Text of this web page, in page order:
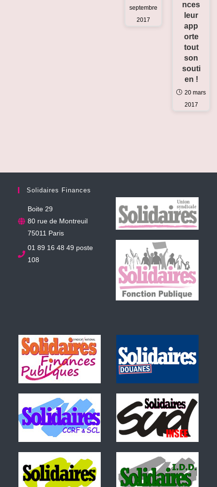
nces
leur
app
orte
tout
son
souti
en !
20 mars
2017
septembre
2017
Solidaires Finances
Boite 29
80 rue de Montreuil
75011 Paris
01 89 16 48 49 poste
108